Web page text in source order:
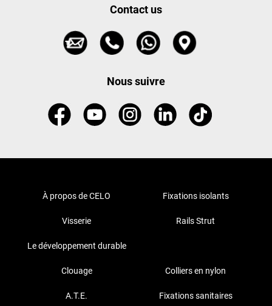
Contact us
Nous suivre
À propos de CELO Fixations isolants
Visserie Rails Strut
Le développement durable
Clouage Colliers en nylon
A.T.E. Fixations sanitaires